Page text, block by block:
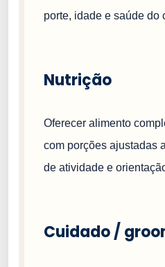
porte, idade e saúde do
Nutrição
Oferecer alimento
com porções ajustadas
de atividade e
Cuidado /